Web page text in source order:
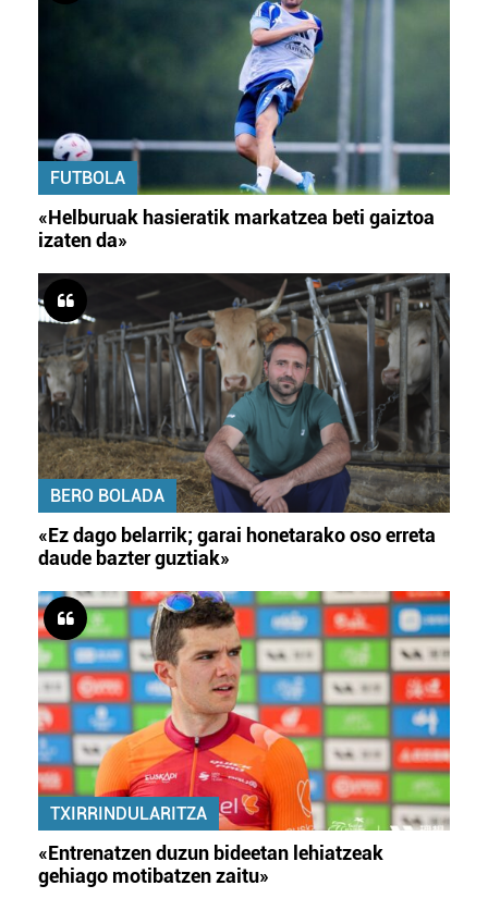
FUTBOLA
«Helburuak hasieratik markatzea beti gaiztoa
izaten da»
BERO BOLADA
«Ez dago belarrik; garai honetarako oso erreta
daude bazter guztiak»
TXIRRINDULARITZA
«Entrenatzen duzun bideetan lehiatzeak
gehiago motibatzen zaitu»